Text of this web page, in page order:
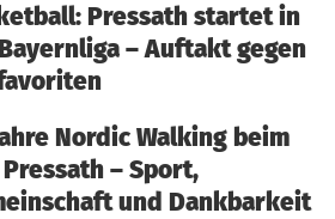
Pressath startet in
– Auftakt gegen
Nordic Walking beim
Pressath – Sport,
und Dankbarkeit